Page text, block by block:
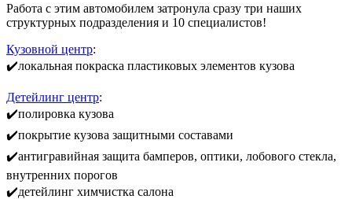
Работа с этим автомобилем затронула сразу три наших
структурных подразделения и 10 специалистов!
Кузовной центр:
✔️локальная покраска пластиковых элементов кузова
Детейлинг центр:
✔️полировка кузова
✔️покрытие кузова защитными составами
✔️антигравийная защита бамперов, оптики, лобового стекла,
внутренних порогов
✔️детейлинг химчистка салона